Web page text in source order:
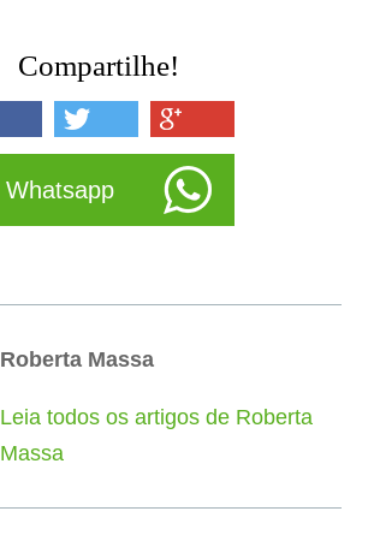
Compartilhe!
Whatsapp
Roberta Massa
Leia todos os artigos de Roberta
Massa